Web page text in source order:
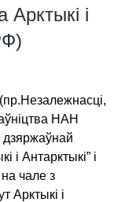
Арктыкі і
НАН
дзяржаўнай
і Антарктыкі” і
чале з
Арктыкі і